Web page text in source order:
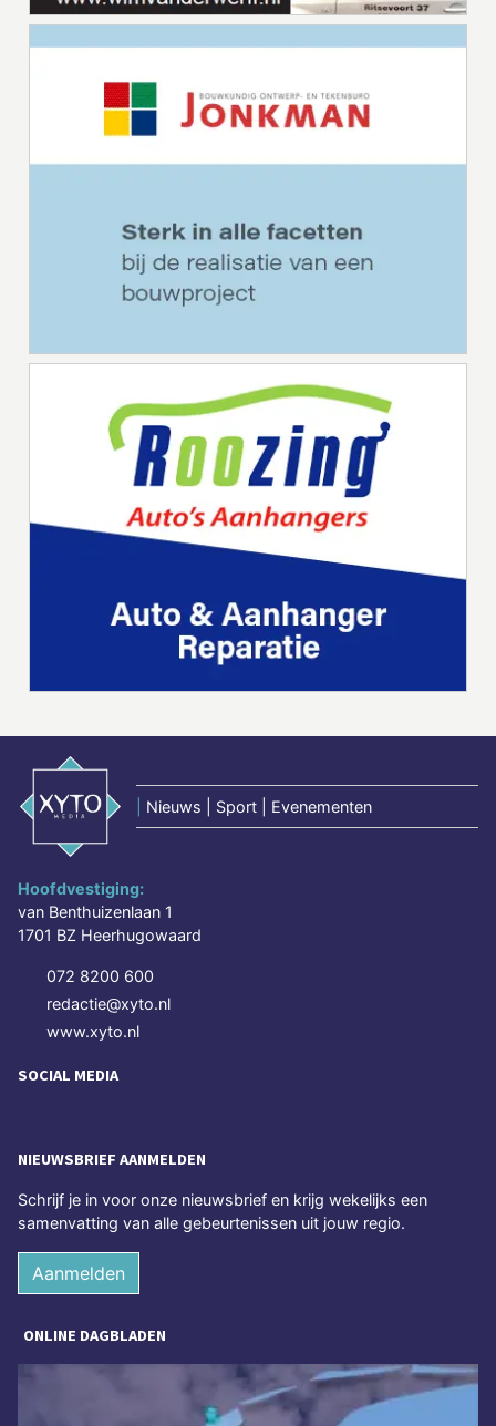
Nieuws | Sport | Evenementen
Hoofdvestiging:
van Benthuizenlaan 1
1701 BZ Heerhugowaard
072 8200 600
redactie@xyto.nl
www.xyto.nl
SOCIAL MEDIA
NIEUWSBRIEF AANMELDEN
Schrijf je in voor onze nieuwsbrief en krijg wekelijks een
samenvatting van alle gebeurtenissen uit jouw regio.
Aanmelden
ONLINE DAGBLADEN